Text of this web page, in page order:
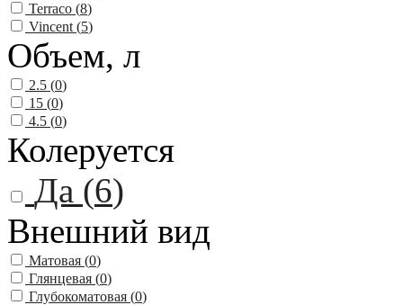
Terraco (8)
Vincent (5)
Объем, л
2.5 (0)
15 (0)
4.5 (0)
Колеруется
Да (6)
Внешний вид
Матовая (0)
Глянцевая (0)
Глубокоматовая (0)